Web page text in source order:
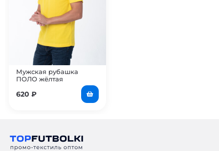
Мужская рубашка
ПОЛО жёлтая
620 ₽